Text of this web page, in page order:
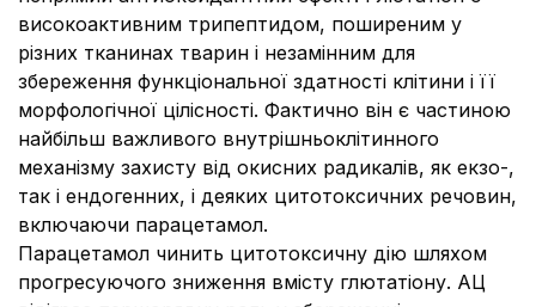
високоактивним трипептидом, поширеним у
різних тканинах тварин і незамінним для
збереження функціональної здатності клітини і її
морфологічної цілісності. Фактично він є частиною
найбільш важливого внутрішньоклітинного
механізму захисту від окисних радикалів, як екзо-,
так і ендогенних, і деяких цитотоксичних речовин,
включаючи парацетамол.
Парацетамол чинить цитотоксичну дію шляхом
прогресуючого зниження вмісту глютатіону. АЦ